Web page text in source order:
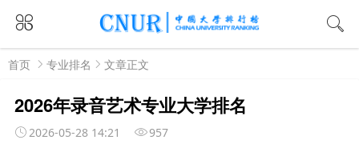
首页 专业排名 文章正文
2026年录音艺术专业大学排名
2026-05-28 14:21 957